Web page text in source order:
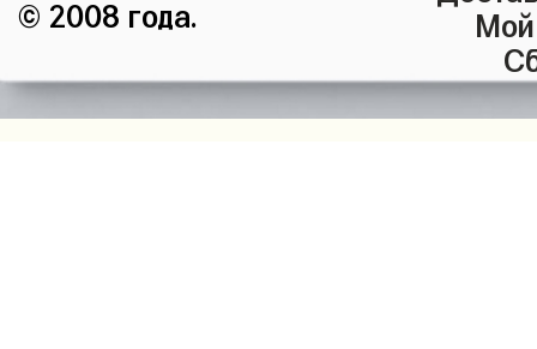
© 2008 года.